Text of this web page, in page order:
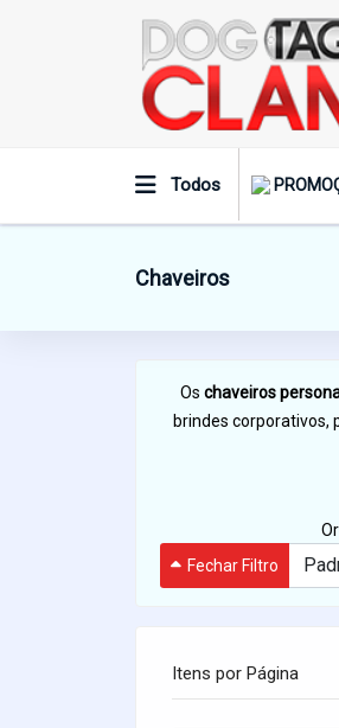
Todos
Chaveiros
Os chaveiros
brindes corporativos,
Fechar Filtro
Itens por Página